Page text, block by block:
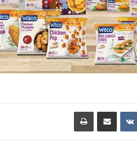
مشاركة عبر البريد طباعة